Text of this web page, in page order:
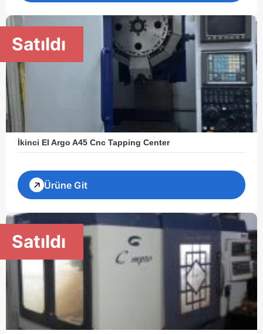
Satıldı
İkinci El Argo A45 Cnc Tapping Center
Ürüne Git
Satıldı